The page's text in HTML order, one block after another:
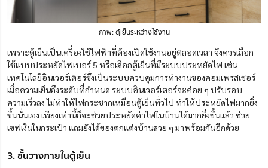
ภาพ: ตู้เย็นระหว่างใช้งาน
เพราะตู้เย็นเป็นเครื่องใช้ไฟฟ้าที่ต้องเปิดใช้งานอยู่ตลอดเวลา จึงควรเลือก
ใช้แบบประหยัดไฟเบอร์ 5 หรือเลือกตู้เย็นที่มีระบบประหยัดไฟ เช่น
เทคโนโลยีอินเวอร์เตอร์ซึ่งเป็นระบบควบคุมการทำงานของคอมเพรสเซอร์
เมื่อความเย็นถึงระดับที่กำหนด ระบบอินเวอร์เตอร์จะค่อย ๆ ปรับรอบ
ความเร็วลง ไม่ทำให้ไฟกระชากเหมือนตู้เย็นทั่วไป ทำให้ประหยัดไฟมากยิ่ง
ขึ้นนั่นเอง เพียงเท่านี้ก็จะช่วยประหยัดค่าไฟในบ้านได้มากยิ่งขึ้นแล้ว ช่วย
เซฟเงินในกระเป๋า แถมยังได้ของตกแต่งบ้านสวย ๆ มาพร้อมกันอีกด้วย
3. ชั้นวางภายในตู้เย็น